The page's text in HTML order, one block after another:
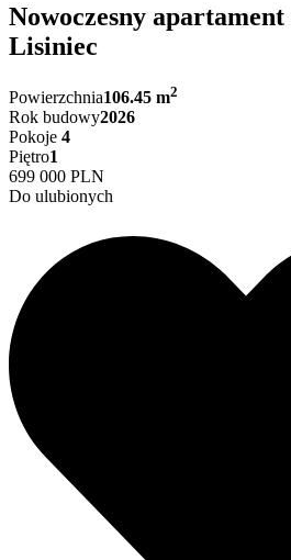
Nowoczesny
Lisiniec
Powierzchnia106.45 m2
Rok budowy2026
Pokoje 4
Piętro1
699 000 PLN
Do ulubionych